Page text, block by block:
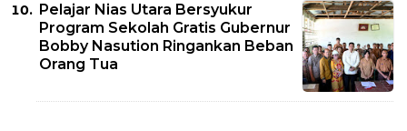
Pelajar Nias Utara Bersyukur
Program Sekolah Gratis Gubernur
Bobby Nasution Ringankan Beban
Orang Tua